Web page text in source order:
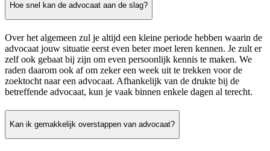
Hoe snel kan de advocaat aan de slag?
Over het algemeen zul je altijd een kleine periode hebben waarin de
advocaat jouw situatie eerst even beter moet leren kennen. Je zult er
zelf ook gebaat bij zijn om even persoonlijk kennis te maken. We
raden daarom ook af om zeker een week uit te trekken voor de
zoektocht naar een advocaat. Afhankelijk van de drukte bij de
betreffende advocaat, kun je vaak binnen enkele dagen al terecht.
Kan ik gemakkelijk overstappen van advocaat?